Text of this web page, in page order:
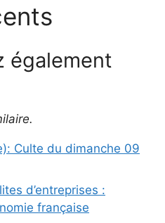
également
Culte du dimanche 09
d’entreprises :
française